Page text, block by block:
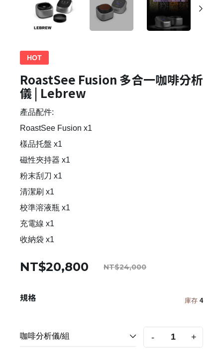
HOT
RoastSee Fusion 多合一咖啡分析
儀 | Lebrew
產品配件:
RoastSee Fusion x1
樣品托盤 x1
磁性夾持器 x1
粉末刮刀 x1
清潔刷 x1
校準溶液瓶 x1
充電線 x1
收納袋 x1
NT$20,800 NT$24,000
規格 庫存 4
- +